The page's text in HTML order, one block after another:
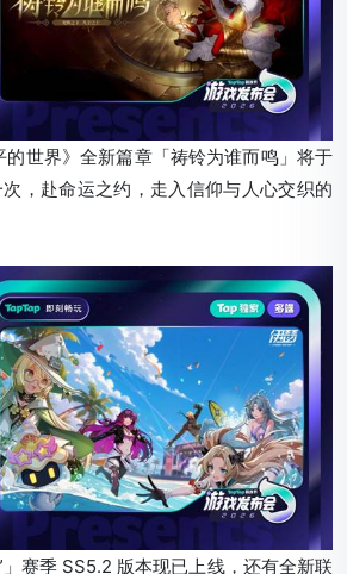
的世界》全新篇章「祷铃为谁而鸣」将于
，赴命运之约，走入信仰与人心交织的
」赛季 SS5.2 版本现已上线，还有全新联